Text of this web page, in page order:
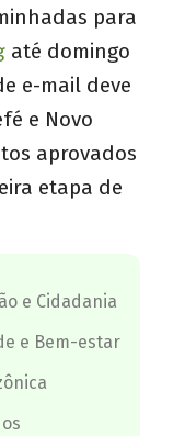
para
até domingo
e-mail deve
e Novo
aprovados
etapa de
e Cidadania
e Bem-estar